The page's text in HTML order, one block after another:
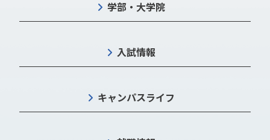
学部・大学院
入試情報
キャンパスライフ